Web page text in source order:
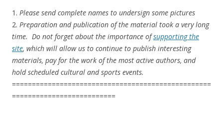
1. Please send complete names to undersign some pictures
2. Preparation and publication of the material took a very long
time. Do not forget about the importance ofsupporting the
site, which will allow us to continue to publish interesting
materials, pay for the work of the most active authors, and
hold scheduled cultural and sports events.
==================================================
==========================